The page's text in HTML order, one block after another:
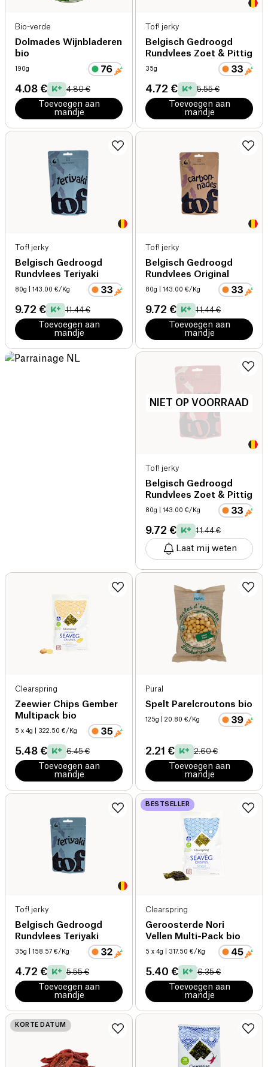
Bio-verde
Dolmades Wijnbladeren
bio
190g
4.08 € 4.80 €
Toevoegen aan
mandje
Tof! jerky
Belgisch Gedroogd
Rundvlees Zoet & Pittig
35g
4.72 € 5.55 €
Toevoegen aan
mandje
Tof! jerky
Belgisch Gedroogd
Rundvlees Teriyaki
80g | 143.00 €/Kg
9.72 € 11.44 €
Toevoegen aan
mandje
Tof! jerky
Belgisch Gedroogd
Rundvlees Original
80g | 143.00 €/Kg
9.72 € 11.44 €
Toevoegen aan
mandje
NIET OP VOORRAAD
Tof! jerky
Belgisch Gedroogd
Rundvlees Zoet & Pittig
80g | 143.00 €/Kg
9.72 € 11.44 €
Laat mij weten
Clearspring
Zeewier Chips Gember
Multipack bio
5 x 4g | 322.50 €/Kg
5.48 € 6.45 €
Toevoegen aan
mandje
Pural
Spelt Parelcroutons bio
125g | 20.80 €/Kg
2.21 € 2.60 €
Toevoegen aan
mandje
Tof! jerky
Belgisch Gedroogd
Rundvlees Teriyaki
35g | 158.57 €/Kg
4.72 € 5.55 €
Toevoegen aan
mandje
BESTSELLER
Clearspring
Geroosterde Nori
Vellen Multi-Pack bio
5 x 4g | 317.50 €/Kg
5.40 € 6.35 €
Toevoegen aan
mandje
KORTE DATUM